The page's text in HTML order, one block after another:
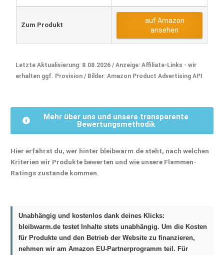
Zum Produkt
auf Amazon
ansehen
Letzte Aktualisierung: 8.08.2026 / Anzeige: Affiliate-Links - wir
erhalten ggf. Provision / Bilder: Amazon Product Advertising API
Mehr über uns und unsere transparente
Bewertungsmethodik
Hier erfährst du, wer hinter bleibwarm.de steht, nach welchen
Kriterien wir Produkte bewerten und wie unsere Flammen-
Ratings zustande kommen.
Unabhängig und kostenlos dank deines Klicks:
bleibwarm.de testet Inhalte stets unabhängig. Um die Kosten
für Produkte und den Betrieb der Website zu finanzieren,
nehmen wir am Amazon EU-Partnerprogramm teil. Für